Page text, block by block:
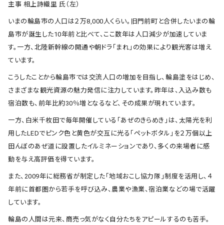
主事 相上詩織里 氏（左）
いまの輪島市の人口は２万8,000人くらい。旧門前町と合併したいまの輪
島市が誕生した10年前と比べて、ここ数年は人口減少が加速していま
す。一方、北陸新幹線の開通や朝ドラ「まれ」の効果により観光客は増え
ています。
こうしたことから輪島市では交流人口の増加を目指し、輪島塗をはじめ、
さまざまな観光資源の魅力発信に注力しています。昨年は、入込み数も
宿泊数も、前年比約30％増となるなど、その成果が現れています。
一方、白米千枚田で毎年開催している「あぜのきらめき」は、太陽光を利
用したLEDでピンク色と黄色が交互に光る「ペットボタル」を２万個以上
田んぼのあぜ道に設置したイルミネーションであり、多くの来場者に感
動を与え高評価を得ています。
また、2009年に総務省が制定した「地域おこし協力隊」制度を活用し、４
年前に首都圏から若手を呼び込み、農業や漁業、宿泊業などの場で活躍
しています。
輪島の人間は元来、商売っ気がなく自分たちをアピールするのも苦手。